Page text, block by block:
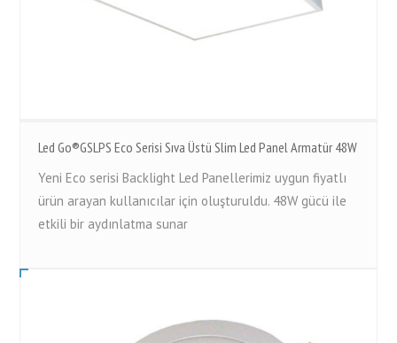
Led Go®GSLPS Eco Serisi Sıva Üstü Slim Led Panel Armatür 48W
Yeni Eco serisi Backlight Led Panellerimiz uygun fiyatlı
ürün arayan kullanıcılar için oluşturuldu. 48W gücü ile
etkili bir aydınlatma sunar